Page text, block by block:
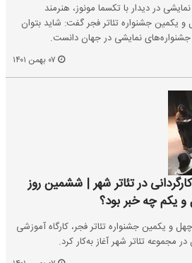
در دیدار با تکسما مونوز، هنرمند
و یکمین جشنواره تئاتر فجر گفت: شاید بتوان
جشنواره‌های نمایشی در جهان دانست.
در تئاتر شهر | ششمین روز
و یکم چه خبر بود؟
و یکمین جشنواره تئاتر فجر، کارگاه آموزشی
مجموعه تئاتر شهر آغاز به‌کار کرد.